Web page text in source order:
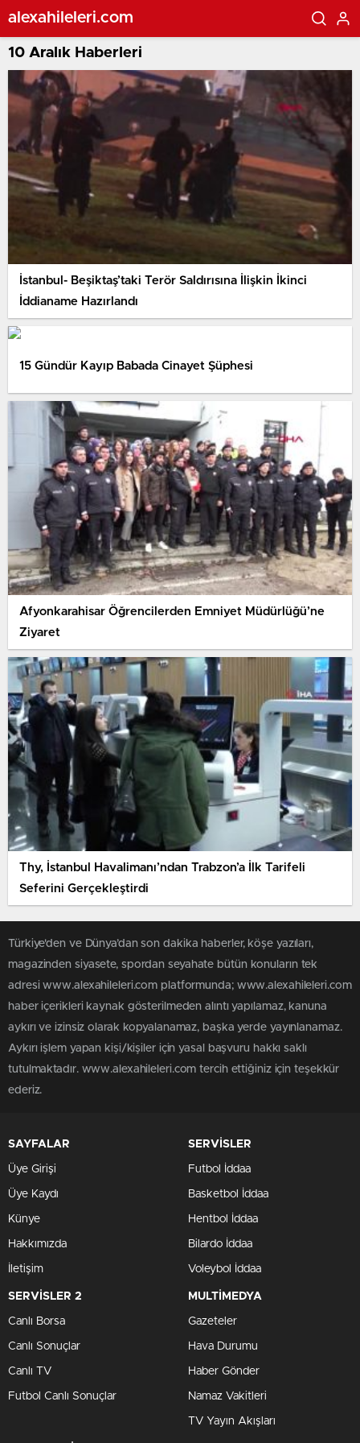
alexahileleri.com
10 Aralık Haberleri
İstanbul- Beşiktaş’taki Terör Saldırısına İlişkin İkinci
İddianame Hazırlandı
15 Gündür Kayıp Babada Cinayet Şüphesi
Afyonkarahisar Öğrencilerden Emniyet Müdürlüğü’ne
Ziyaret
Thy, İstanbul Havalimanı’ndan Trabzon’a İlk Tarifeli
Seferini Gerçekleştirdi
Türkiye'den ve Dünya’dan son dakika haberler, köşe yazıları,
magazinden siyasete, spordan seyahate bütün konuların tek
adresi www.alexahileleri.com platformunda; www.alexahileleri.com
haber içerikleri kaynak gösterilmeden alıntı yapılamaz, kanuna
aykırı ve izinsiz olarak kopyalanamaz, başka yerde yayınlanamaz.
Aykırı işlem yapan kişi/kişiler için yasal başvuru hakkı saklı
tutulmaktadır. www.alexahileleri.com tercih ettiğiniz için teşekkür
ederiz.
SAYFALAR
Üye Girişi
Üye Kaydı
Künye
Hakkımızda
İletişim
SERVİSLER
Futbol İddaa
Basketbol İddaa
Hentbol İddaa
Bilardo İddaa
Voleybol İddaa
SERVİSLER 2
Canlı Borsa
Canlı Sonuçlar
Canlı TV
Futbol Canlı Sonuçlar
MULTİMEDYA
Gazeteler
Hava Durumu
Haber Gönder
Namaz Vakitleri
TV Yayın Akışları